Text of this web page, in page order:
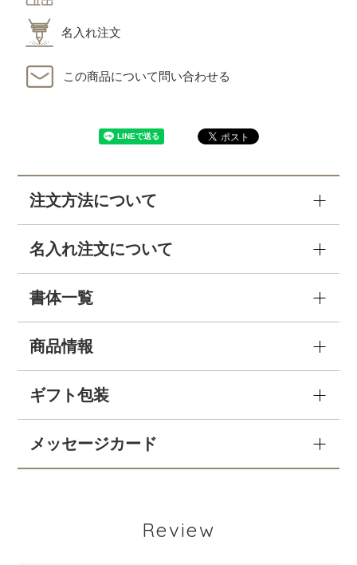
名入れ注文
この商品について問い合わせる
注文方法について
名入れ注文について
書体一覧
商品情報
ギフト包装
メッセージカード
Review